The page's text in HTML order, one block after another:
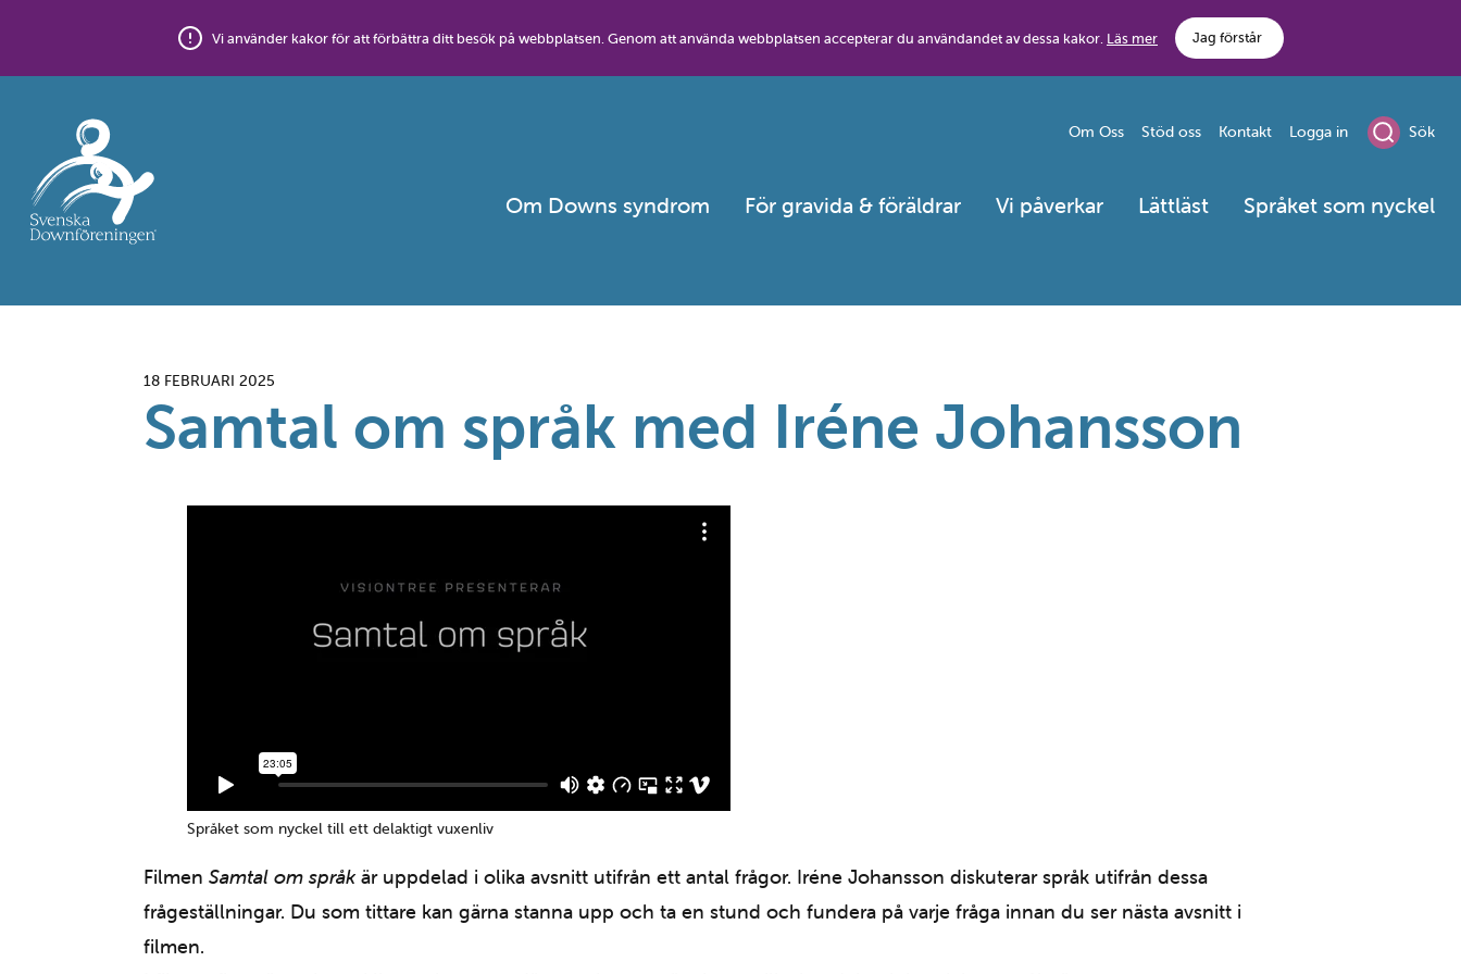
Vi använder kakor för att förbättra ditt besök på webbplatsen. Genom att använda webbplatsen accepterar du användandet av dessa kakor. Läs mer Jag förstår
Om Downs syndrom För gravida & föräldrar Vi påverkar Lättläst Språket som nyckel
Om Oss Stöd oss Kontakt Logga in Sök
18 FEBRUARI 2025
Samtal om språk med Iréne Johansson
Språket som nyckel till ett delaktigt vuxenliv
Filmen Samtal om språk är uppdelad i olika avsnitt utifrån ett antal frågor. Iréne Johansson diskuterar språk utifrån dessa
frågeställningar. Du som tittare kan gärna stanna upp och ta en stund och fundera på varje fråga innan du ser nästa avsnitt i
filmen.